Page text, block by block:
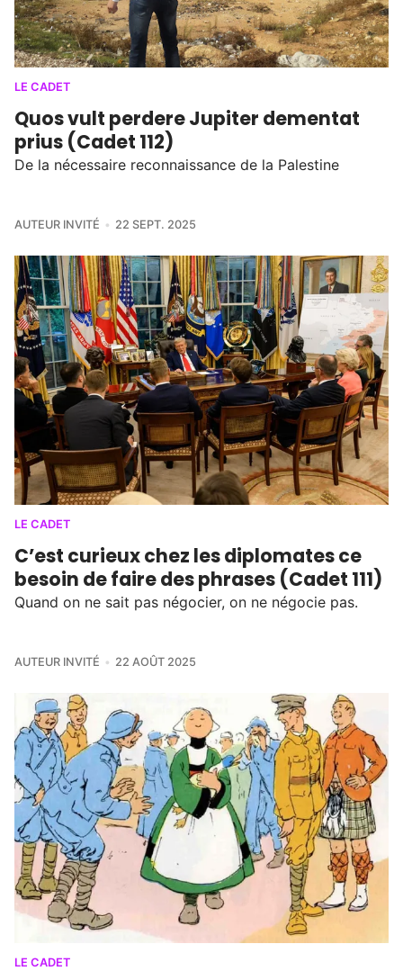
LE CADET
Quos vult perdere Jupiter dementat
prius (Cadet 112)
De la nécessaire reconnaissance de la Palestine
AUTEUR INVITÉ 22 SEPT. 2025
LE CADET
C’est curieux chez les diplomates ce
besoin de faire des phrases (Cadet 111)
Quand on ne sait pas négocier, on ne négocie pas.
AUTEUR INVITÉ 22 AOÛT 2025
LE CADET